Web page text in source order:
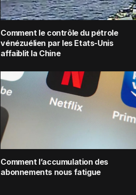
Comment le contrôle du pétrole
vénézuélien par les Etats-Unis
affaiblit la Chine
Comment l’accumulation des
abonnements nous fatigue